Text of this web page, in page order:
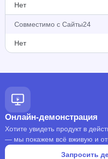
Нет
Совместимо с Сайты24
Нет
Онлайн-демонстрация
Хотите увидеть продукт в
— мы покажем всё вживую и
Запросить